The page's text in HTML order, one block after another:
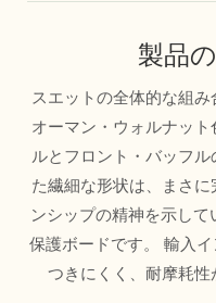
製品
スエットの全体的な組み
オーマン・ウォルナッ
ルとフロント・バッフ
た繊細な形状は、まさ
ンシップの精神を示し
保護ボードです。 輸入
つきにくく、耐摩耗性